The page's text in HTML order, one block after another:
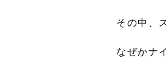
その中、
なぜかナ